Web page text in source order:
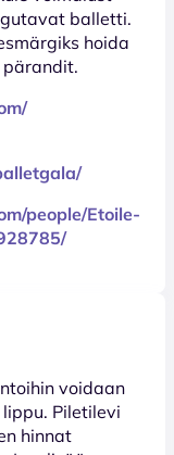
balletti.
hoida
pärandit.
people/Etoile-
voidaan
Piletilevi
hinnat